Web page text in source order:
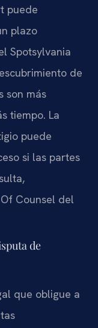
puede
plazo
Spotsylvania
de
son más
tiempo. La
puede
si las partes
Counsel del
de
que obligue a